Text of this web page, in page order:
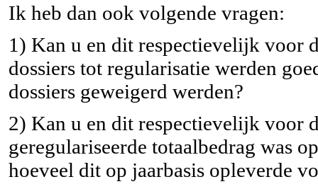
Ik heb dan ook volgende vragen:
1) Kan u en dit respectievelijk voor
dossiers tot regularisatie werden
dossiers geweigerd werden?
2) Kan u en dit respectievelijk voor
geregulariseerde totaalbedrag was
hoeveel dit op jaarbasis opleverde